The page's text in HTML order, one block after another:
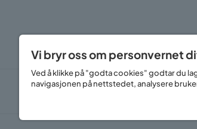
Vi bryr oss om personvernet
Ved å klikke på "godta cookies" godtar du
navigasjonen på nettstedet, analysere